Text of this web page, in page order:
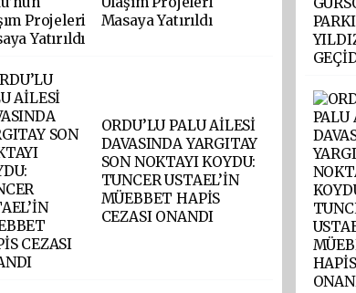
Masaya Yatırıldı
ORDU’LU PALU AİLESİ
DAVASINDA YARGITAY
SON NOKTAYI KOYDU:
TUNCER USTAEL’İN
MÜEBBET HAPİS
CEZASI ONANDI